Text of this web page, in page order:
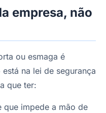
empresa, não
ou esmaga é
na lei de segurança
que ter:
que impede a mão de